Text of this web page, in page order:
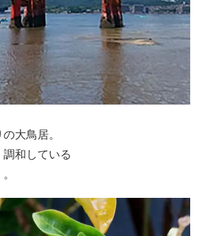
大鳥居。
和している